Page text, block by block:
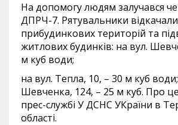
На допомогу людям залучався
ДПРЧ-7. Рятувальники
прибудинкових територій та
житлових будинків: на вул.
м куб води;
на вул. Тепла, 10, – 30 м куб
Шевченка, 124, – 25 м куб. Про
прес-службі У ДСНС УКраїни в
області.